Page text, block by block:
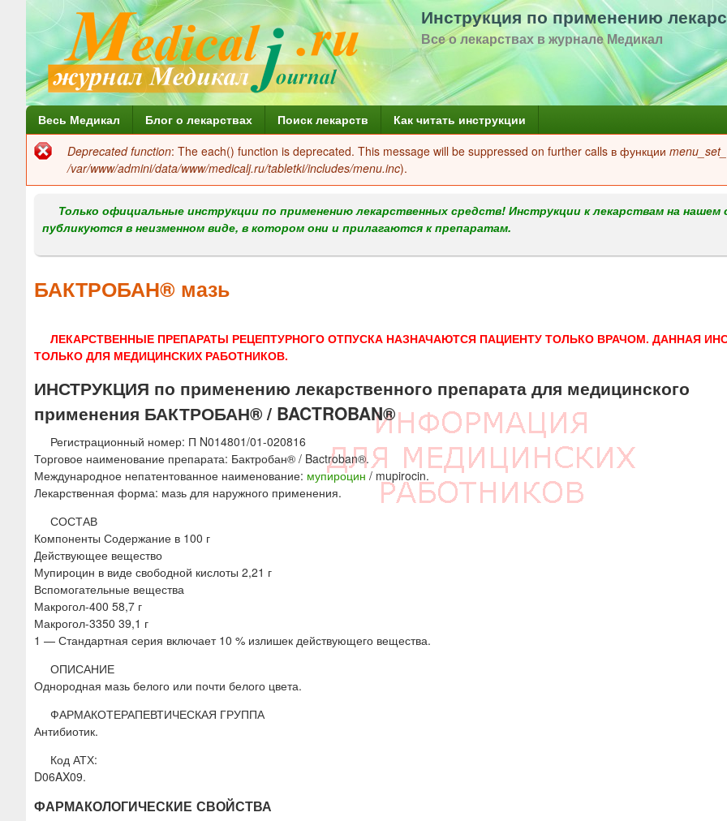
Перейти
к
содержанию
Инструкция по применению
Все о лекарствах в журнале Медикал
Г
л
н
м
н
Весь Медикал Блог о лекарствах Поиск лекарств Как читать инструкции
Сообщение
об
ошибке
Deprecated function: The each() function is deprecated. This message will be suppressed on further calls в функции
/var/www/admini/data/www/medicalj.ru/tabletki/includes/menu.inc).
Только официальные инструкции по применению лекарственных средств! Инструкции к лекарствам на нашем
публикуются в неизменном виде, в котором они и прилагаются к препаратам.
БАКТРОБАН® мазь
ЛЕКАРСТВЕННЫЕ ПРЕПАРАТЫ РЕЦЕПТУРНОГО ОТПУСКА НАЗНАЧАЮТСЯ ПАЦИЕНТУ ТОЛЬКО ВРАЧОМ. ДАННАЯ
ТОЛЬКО ДЛЯ МЕДИЦИНСКИХ РАБОТНИКОВ.
ИНСТРУКЦИЯ по применению лекарственного препарата для медицинского
применения БАКТРОБАН® / BACTROBAN®
Регистрационный номер: П N014801/01-020816
Торговое наименование препарата: Бактробан® / Bactroban®.
Международное непатентованное наименование: мупироцин / mupirocin.
Лекарственная форма: мазь для наружного применения.
СОСТАВ
Компоненты Содержание в 100 г
Действующее вещество
Мупироцин в виде свободной кислоты 2,21 г
Вспомогательные вещества
Макрогол-400 58,7 г
Макрогол-3350 39,1 г
1 — Стандартная серия включает 10 % излишек действующего вещества.
ОПИСАНИЕ
Однородная мазь белого или почти белого цвета.
ФАРМАКОТЕРАПЕВТИЧЕСКАЯ ГРУППА
Антибиотик.
Код АТХ:
D06AX09.
ФАРМАКОЛОГИЧЕСКИЕ СВОЙСТВА